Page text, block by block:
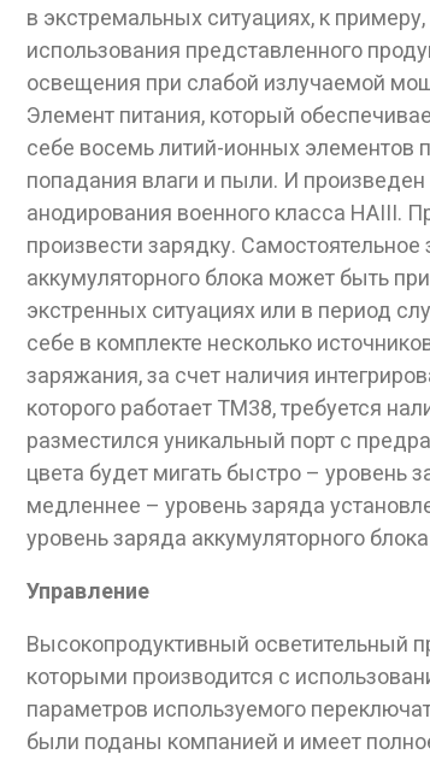
в экстремальных ситуациях, к
использования представленного
освещения при слабой излучаемой
Элемент питания, который
себе восемь литий-ионных
попадания влаги и пыли. И
анодирования военного класса HAIII.
произвести зарядку.
аккумуляторного блока может быть
экстренных ситуациях или в период
себе в комплекте несколько
заряжания, за счет наличия
которого работает TM38, требуется
разместился уникальный порт с
цвета будет мигать быстро – уровень
медленнее – уровень заряда
уровень заряда аккумуляторного
Управление
Высокопродуктивный осветительный
которыми производится с
параметров используемого
были поданы компанией и имеет